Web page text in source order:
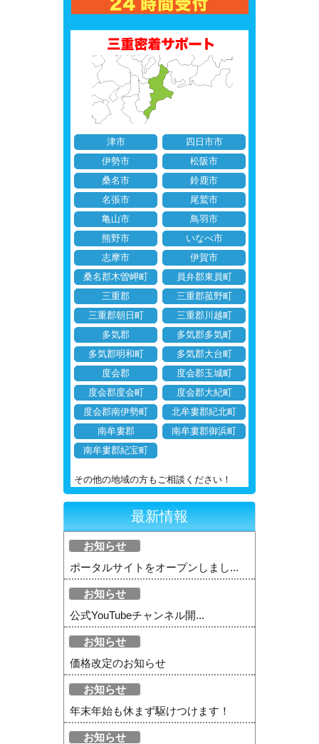
津市
四日市市
伊勢市
松阪市
桑名市
鈴鹿市
名張市
尾鷲市
亀山市
鳥羽市
熊野市
いなべ市
志摩市
伊賀市
桑名郡木曽岬町
員弁郡東員町
三重郡
三重郡菰野町
三重郡朝日町
三重郡川越町
多気郡
多気郡多気町
多気郡明和町
多気郡大台町
度会郡
度会郡玉城町
度会郡度会町
度会郡大紀町
度会郡南伊勢町
北牟婁郡紀北町
南牟婁郡
南牟婁郡御浜町
南牟婁郡紀宝町
その他の地域の方もご相談ください！
最新情報
お知らせ
ポータルサイトをオープンしまし...
お知らせ
公式YouTubeチャンネル開...
お知らせ
価格改定のお知らせ
お知らせ
年末年始も休まず駆けつけます！
お知らせ